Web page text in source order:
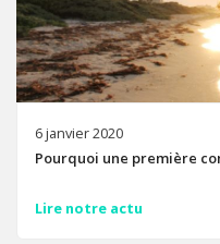
6 janvier 2020
Pourquoi une première
Lire notre actu